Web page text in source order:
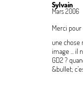
Sylvain
Mars 2006
Merci pour
une chose
image ... il
GD2?
&bullet;